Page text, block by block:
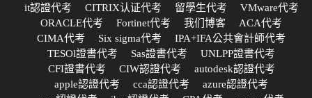
it認證代考
CITRIX认证代考 留學生代考
VMware代考
ORACLE代考
Fortinet代考 我们博客
ACA代考
CIMA代考
Six sigma代考
IPA+IFA公共會計師代考
TESOl證書代考
Sas證書代考
UNLPP證書代考
CFI證書代考
CIW認證代考
autodesk認證代考
apple認證代考
cca認證代考
azure認證代考